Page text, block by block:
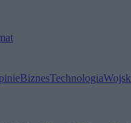
BiznesTechnologia